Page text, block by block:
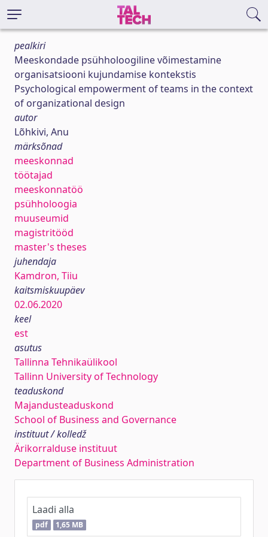
pealkiri
Meeskondade psühholoogiline võimestamine
organisatsiooni kujundamise kontekstis
Psychological empowerment of teams in the context
of organizational design
autor
Lõhkivi, Anu
märksõnad
meeskonnad
töötajad
meeskonnatöö
psühholoogia
muuseumid
magistritööd
master's theses
juhendaja
Kamdron, Tiiu
kaitsmiskuupäev
02.06.2020
keel
est
asutus
Tallinna Tehnikaülikool
Tallinn University of Technology
teaduskond
Majandusteaduskond
School of Business and Governance
instituut / kolledž
Ärikorralduse instituut
Department of Business Administration
Laadi alla
pdf 1,65 MB